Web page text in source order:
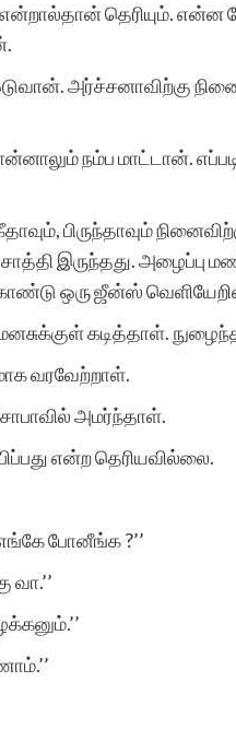
தெரியும். என்ன
அர்ச்சனாவிற்கு
நம்ப மாட்டான்.
பிருந்தாவும்
சாத்தி இருந்தது. அழைப்பு
ஒரு ஜீன்ஸ்
கடித்தாள்.
வரவேற்றாள்.
அமர்ந்தாள்.
என்ற தெரியவில்லை.
போனீங்க ?’’
வா.’’